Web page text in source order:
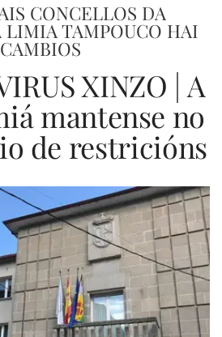
CONCELLOS DA
LIMIA TAMPOUCO HAI
CAMBIOS
XINZO | A
mantense no
de restricións